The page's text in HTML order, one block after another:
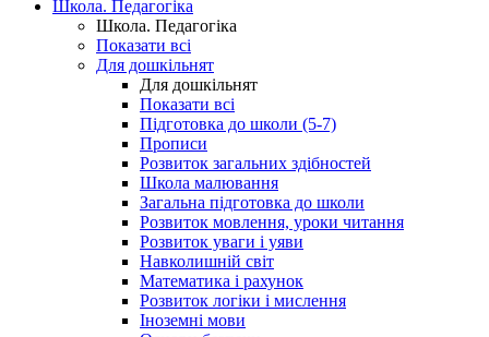
Школа. Педагогіка
Школа. Педагогіка
Показати всі
Для дошкільнят
Для дошкільнят
Показати всі
Підготовка до школи (5-7)
Прописи
Розвиток загальних здібностей
Школа малювання
Загальна підготовка до школи
Розвиток мовлення, уроки читання
Розвиток уваги і уяви
Навколишній світ
Математика і рахунок
Розвиток логіки і мислення
Іноземні мови